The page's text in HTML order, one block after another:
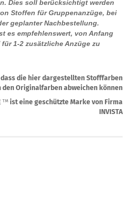
Dies soll berücksichtigt werden
Stoffen für Gruppenanzüge, bei
geplanter Nachbestellung.
es empfehlenswert, von Anfang
1-2 zusätzliche Anzüge zu
die hier dargestellten Stofffarben
den Originalfarben abweichen können
TM ist eine geschützte Marke von Firma
INVISTA